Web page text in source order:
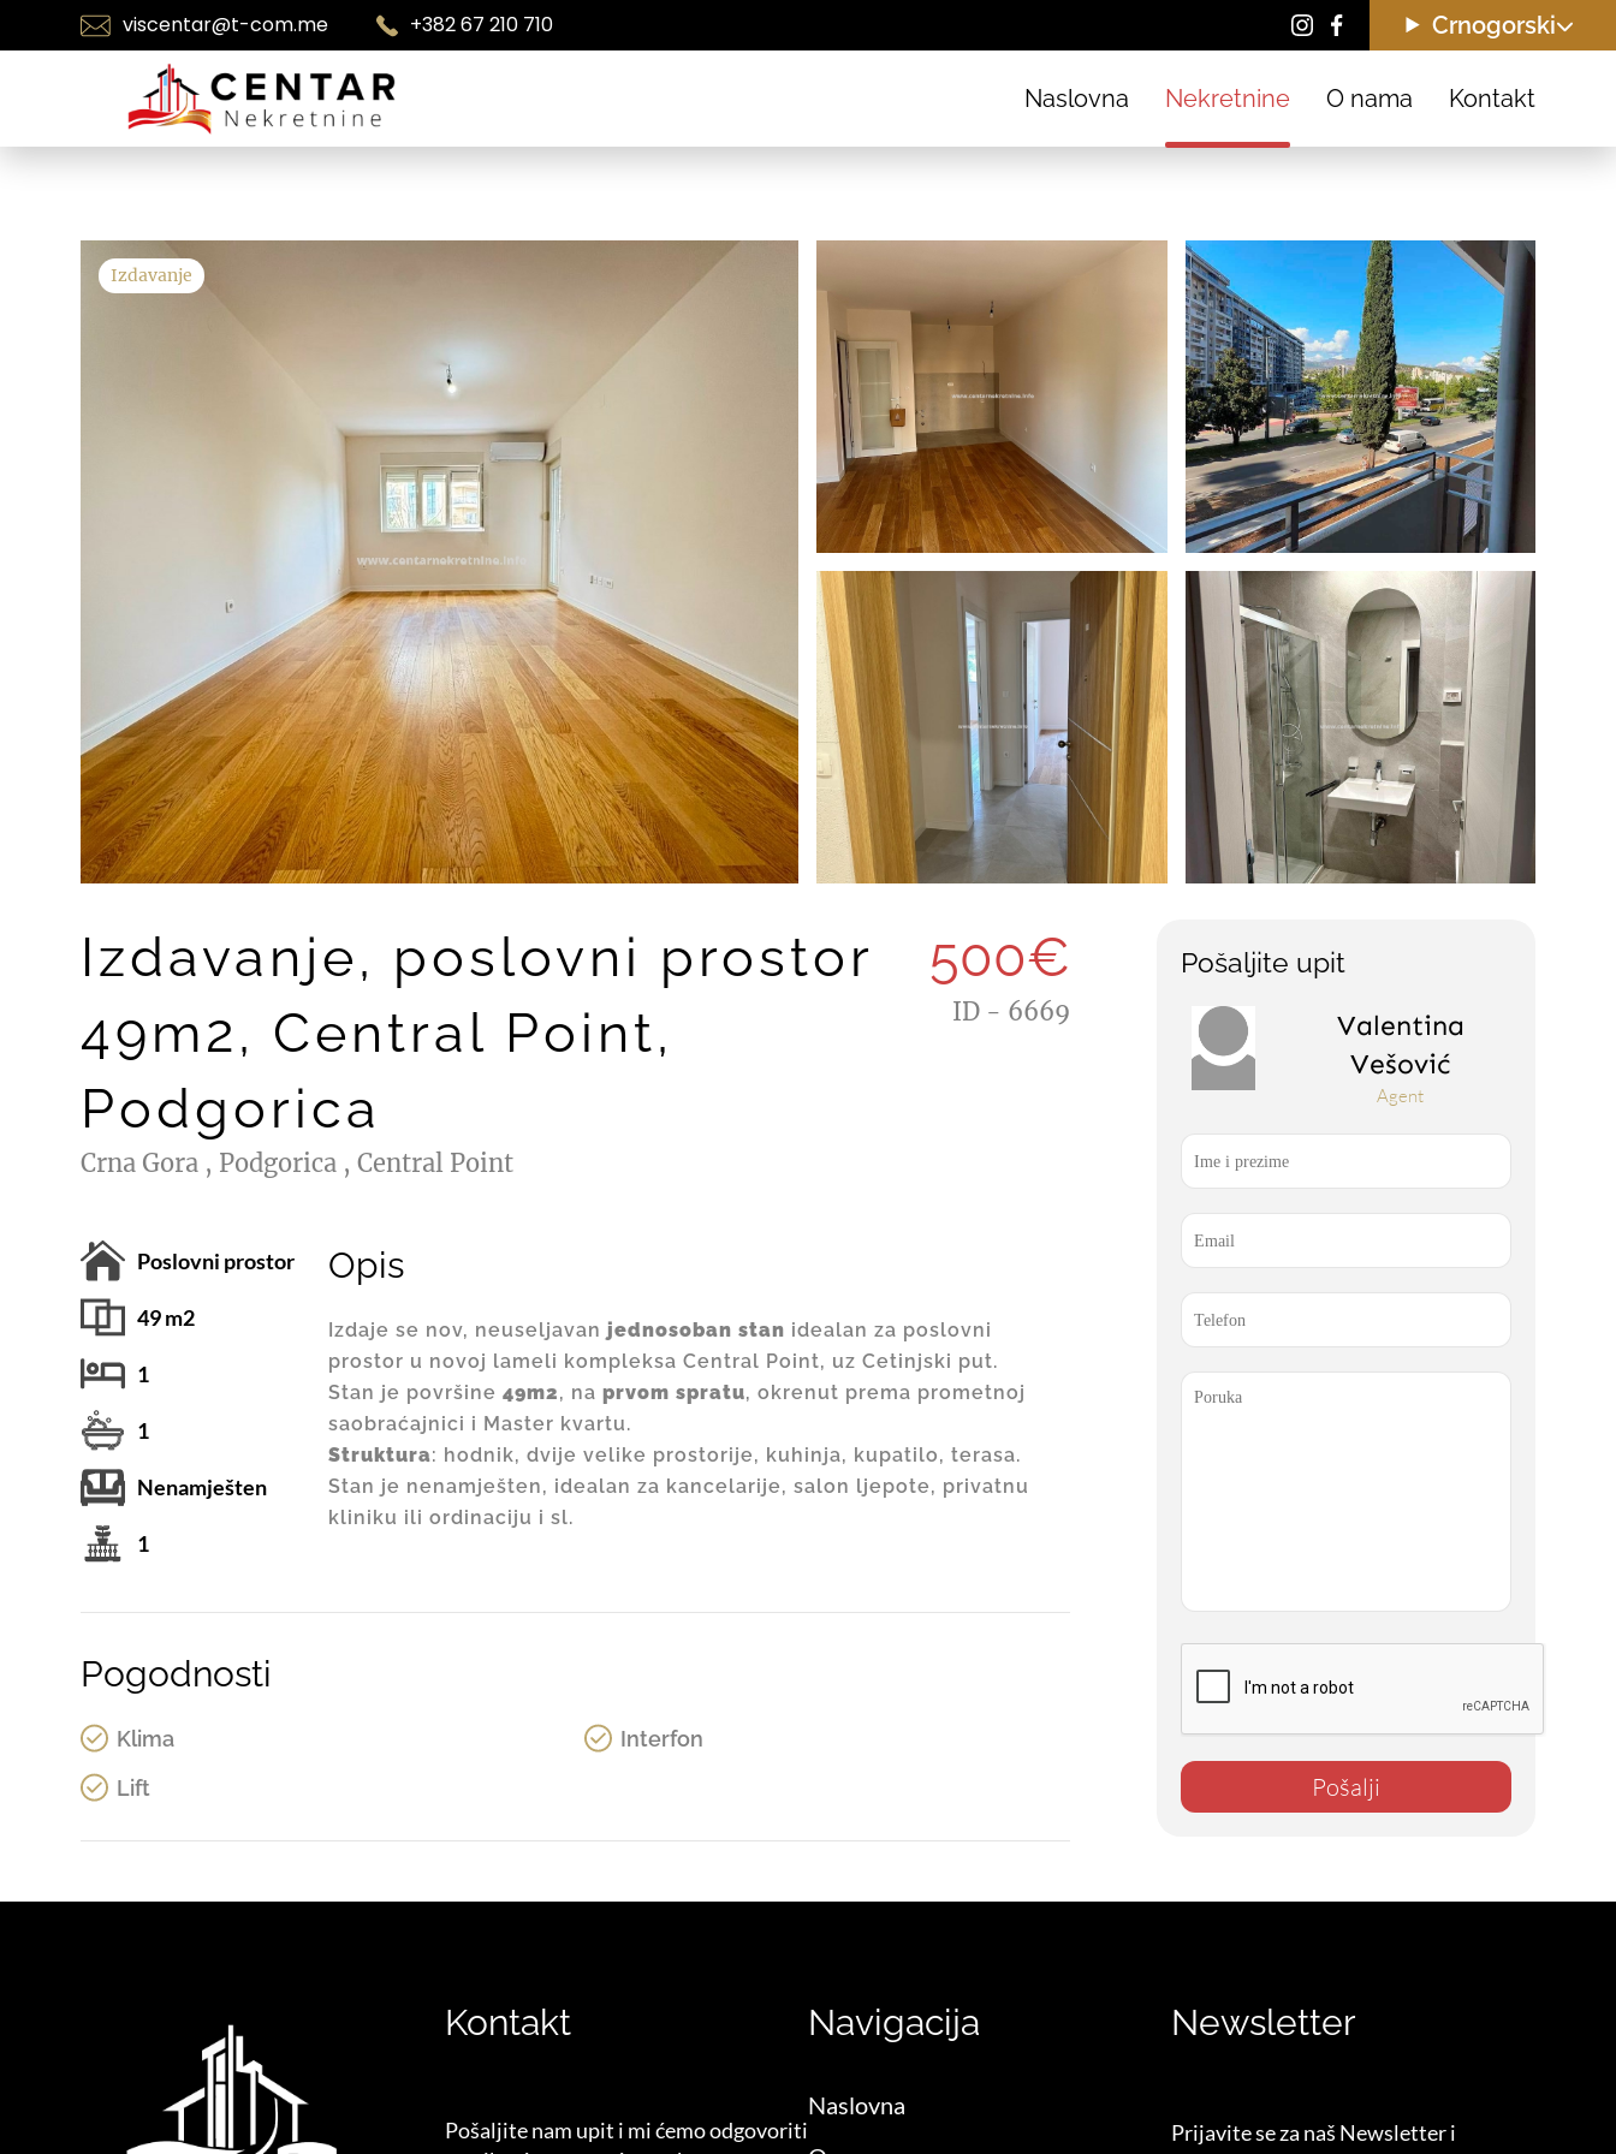
viscentar@t-com.me +382 67 210 710 Crnogorski
Naslovna Nekretnine O nama Kontakt
Izdavanje
Izdavanje, poslovni prostor
49m2, Central Point,
Podgorica
Crna Gora , Podgorica , Central Point
500€
ID - 6669
Poslovni prostor
49 m2
1
1
Nenamješten
1
Opis
Izdaje se nov, neuseljavan jednosoban stan idealan za poslovni
prostor u novoj lameli kompleksa Central Point, uz Cetinjski put.
Stan je površine 49m2, na prvom spratu, okrenut prema prometnoj
saobraćajnici i Master kvartu.
Struktura: hodnik, dvije velike prostorije, kuhinja, kupatilo, terasa.
Stan je nenamješten, idealan za kancelarije, salon ljepote, privatnu
kliniku ili ordinaciju i sl.
Pogodnosti
Klima
Lift
Interfon
Pošaljite upit
Valentina
Vešović
Agent
Pošalji
Kontakt
Pošaljite nam upit i mi ćemo odgovoriti
Navigacija
Naslovna
Newsletter
Prijavite se za naš Newsletter i